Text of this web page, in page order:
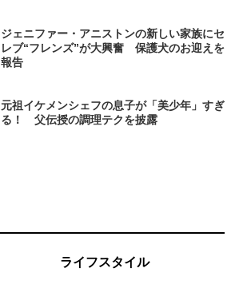
ジェニファー・アニストンの新しい家族にセ
レブ“フレンズ”が大興奮 保護犬のお迎えを
報告
元祖イケメンシェフの息子が「美少年」すぎ
る！ 父伝授の調理テクを披露
ライフスタイル